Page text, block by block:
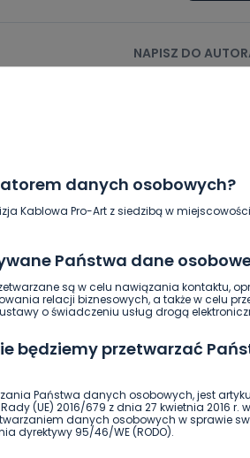
danych osobowych?
Kablowa Pro-Art z siedzibą w
Państwa dane
są w celu nawiązania kontaktu,
relacji biznesowych, a także w celu
o świadczeniu usług drogą
będziemy przetwarzać
Państwa danych osobowych, jest
(UE) 2016/679 z dnia 27 kwietnia 2016 r.
danych osobowych w sprawie
dyrektywy 95/46/WE (RODO).
NAPISZ DO